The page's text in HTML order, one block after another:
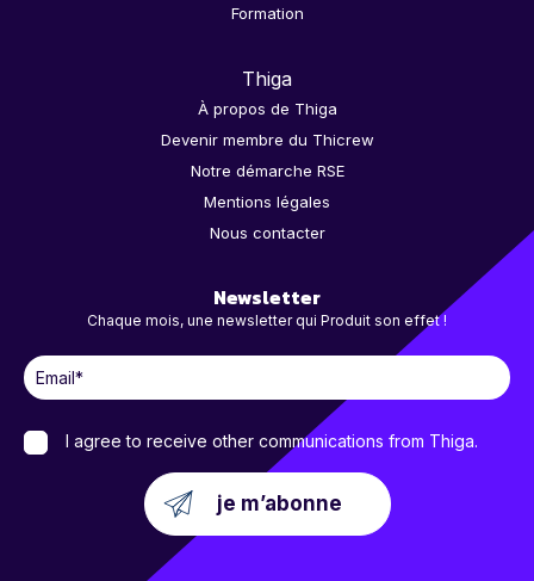
Formation
Thiga
À propos de Thiga
Devenir membre du Thicrew
Notre démarche RSE
Mentions légales
Nous contacter
Newsletter
Chaque mois, une newsletter qui Produit son effet !
I agree to receive other communications from Thiga.